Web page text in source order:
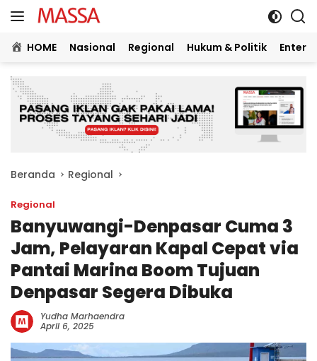
Langsung
ke
konten
HOME Nasional Regional Hukum & Politik
Beranda Regional
Regional
Banyuwangi-Denpasar Cuma 3
Jam, Pelayaran Kapal Cepat via
Pantai Marina Boom Tujuan
Denpasar Segera Dibuka
Yudha Marhaendra
April 6, 2025